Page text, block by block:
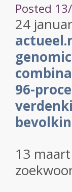
Posted
24
96-
13